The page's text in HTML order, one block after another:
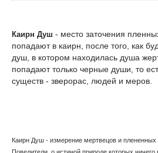
Каирн Душ - место заточения
попадают в каирн, после того, как
душ, в котором находилась душа
попадают только черные души, то
существ - зверорас, людей и меров.
Каирн Душ - измерение мертвецов и